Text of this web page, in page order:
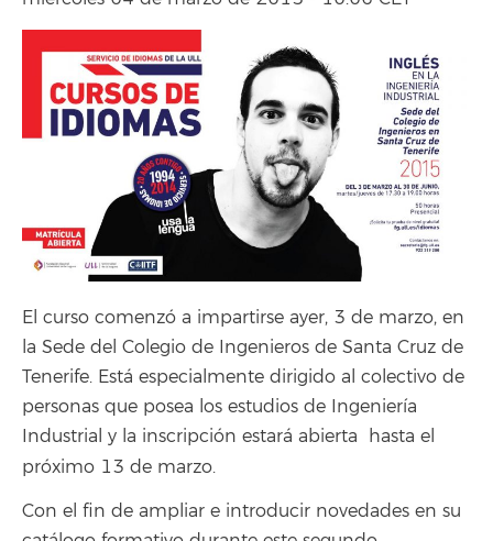
El curso comenzó a impartirse ayer, 3 de marzo, en
la Sede del Colegio de Ingenieros de Santa Cruz de
Tenerife. Está especialmente dirigido al colectivo de
personas que posea los estudios de Ingeniería
Industrial y la inscripción estará abierta hasta el
próximo 13 de marzo.
Con el fin de ampliar e introducir novedades en su